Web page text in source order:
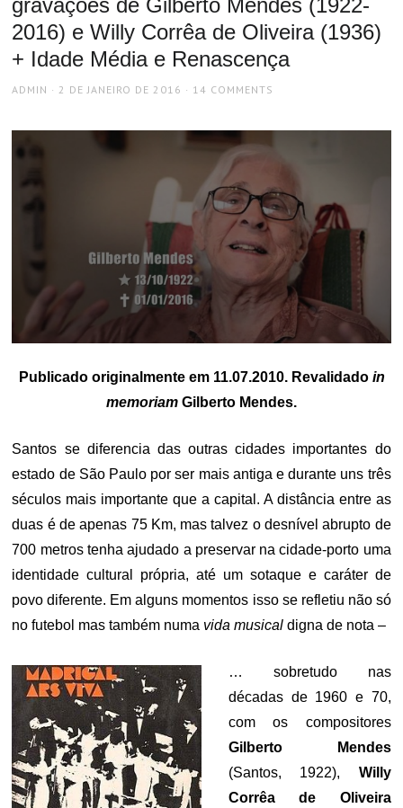
gravações de Gilberto Mendes (1922-
2016) e Willy Corrêa de Oliveira (1936)
+ Idade Média e Renascença
AUTHOR
ADMIN
POSTED
2 DE JANEIRO DE 2016 14 COMMENTS
Publicado originalmente em 11.07.2010. Revalidado in
memoriam Gilberto Mendes.
Santos se diferencia das outras cidades importantes do
estado de São Paulo por ser mais antiga e durante uns três
séculos mais importante que a capital. A distância entre as
duas é de apenas 75 Km, mas talvez o desnível abrupto de
700 metros tenha ajudado a preservar na cidade-porto uma
identidade cultural própria, até um sotaque e caráter de
povo diferente. Em alguns momentos isso se refletiu não só
no futebol mas também numa vida musicaldigna de nota –
… sobretudo nas
décadas de 1960 e 70,
com os compositores
Gilberto Mendes
(Santos, 1922), Willy
Corrêa de Oliveira